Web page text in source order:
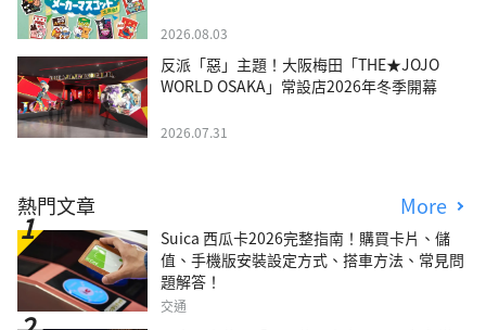
2026.08.03
反派「惡」主題！大阪梅田「THE★JOJO
WORLD OSAKA」常設店2026年冬季開幕
2026.07.31
熱門文章 More
Suica 西瓜卡2026完整指南！購買卡片、儲
值、手機版安裝設定方式、搭車方法、常見問
題解答！
交通